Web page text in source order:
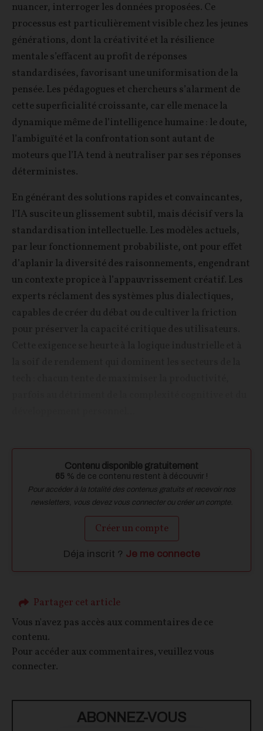
nuancer, interroger les données proposées. Ce
processus est particulièrement visible chez les jeunes
générations, dont la créativité et la résilience
mentale s’effacent au profit de réponses
standardisées, favorisant une uniformisation de la
pensée. Les pédagogues et chercheurs s’alarment de
cette superficialité croissante, car elle menace la
dynamique même de l’intelligence humaine : le doute,
l’ambiguïté et la confrontation sont autant de
moteurs que l’IA tend à neutraliser par ses réponses
déterministes.
En générant des solutions rapides et convaincantes,
l’IA suscite un glissement subtil, mais décisif vers la
standardisation intellectuelle. Les modèles actuels,
par leur fonctionnement probabiliste, ont pour effet
d’aplanir la diversité des raisonnements, engendrant
un contexte propice à l’appauvrissement créatif. Les
experts réclament des systèmes plus dialectiques,
capables de créer du débat ou de cultiver la friction
Contenu disponible gratuitement
65 % de ce contenu restent à découvrir !
Pour accéder à la totalité des contenus gratuits et recevoir nos
newsletters, vous devez vous connecter ou créer un compte.
Créer un compte
Déja inscrit ? Je me connecte
Partager cet article
Vous n'avez pas accès aux commentaires de ce
contenu.
Pour accéder aux commentaires, veuillez vous
connecter.
ABONNEZ-VOUS